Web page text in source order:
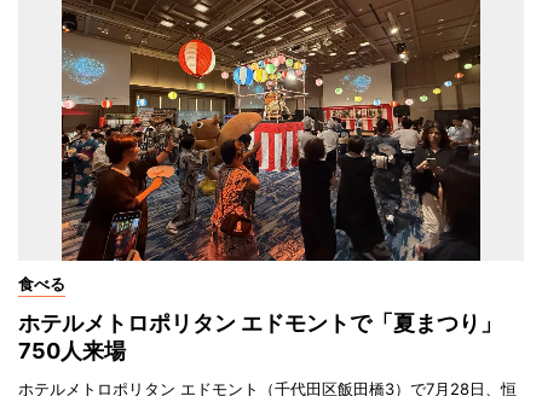
食べる
ホテルメトロポリタン エドモントで「夏まつり」
750人来場
ホテルメトロポリタン エドモント（千代田区飯田橋3）で7月28日、恒